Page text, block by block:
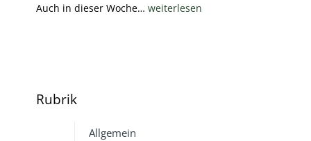
Auch in dieser Woche…weiterlesen
Rubrik
Allgemein